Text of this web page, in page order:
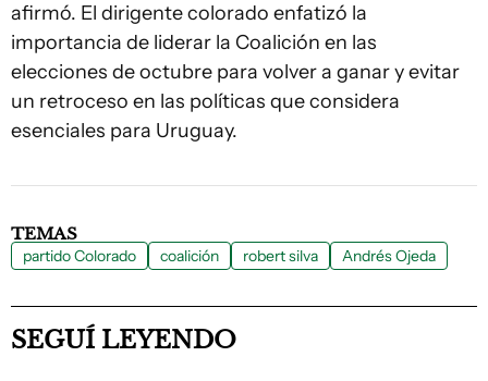
afirmó. El dirigente colorado enfatizó la
importancia de liderar la Coalición en las
elecciones de octubre para volver a ganar y evitar
un retroceso en las políticas que considera
esenciales para Uruguay.
TEMAS
partido Colorado coalición robert silva Andrés Ojeda
SEGUÍ LEYENDO